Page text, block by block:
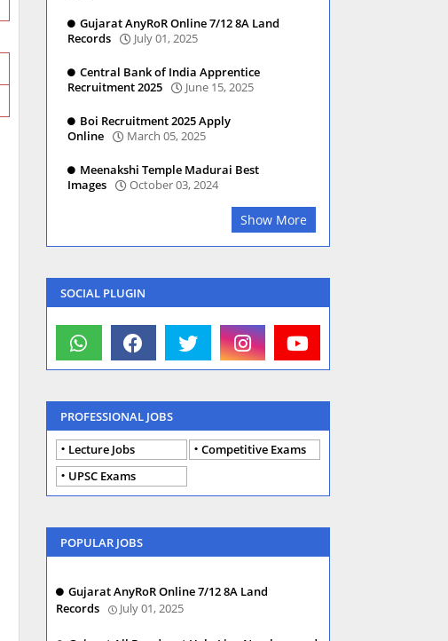
Gujarat AnyRoR Online 7/12 8A Land
Records
July 01, 2025
Central Bank of India Apprentice
Recruitment 2025
June 15, 2025
Boi Recruitment 2025 Apply
Online
March 05, 2025
Meenakshi Temple Madurai Best
Images
October 03, 2024
Show More
SOCIAL PLUGIN
PROFESSIONAL JOBS
Lecture Jobs
Competitive Exams
UPSC Exams
POPULAR JOBS
Gujarat AnyRoR Online 7/12 8A Land
Records
July 01, 2025